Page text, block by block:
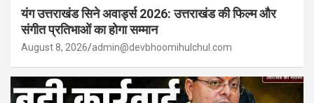
यंग उत्तराखंड सिने अवार्ड्स 2026: उत्तराखंड की फिल्म और
संगीत प्रतिभाओं का होगा सम्मान
August 8, 2026 admin@devbhoomihulchul.com